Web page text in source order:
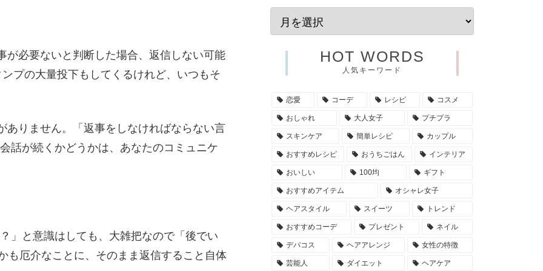
が必要ないと判断した場合、返信しない可能
プの大量投下もしてくるけれど、いつもそ
ありません。「返事をしなければならない言
話が続くかどうかは、あなたのコミュニケ
」と意識はしても、大雑把なので「後でい
も厄介なことに、そのまま返信すること自体
HOT WORDS
人気キーワード
恋愛 コーデ レシピ コスメ
おしゃれ 大人女子 プチプラ
スキンケア 簡単レシピ カップル
おすすめレシピ おうちごはん インテリア
おいしい 100均 ギフト
おすすめアイテム オシャレ女子
ヘアスタイル スイーツ トレンド
おすすめコーデ プレゼント ネイル
デパコス ヘアアレンジ 女性の特徴
芸能人 ダイエット ヘアケア